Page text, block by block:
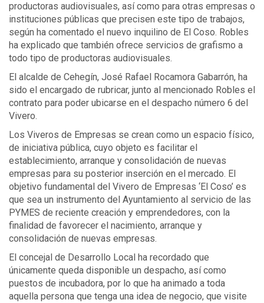
productoras audiovisuales, así como para otras empresas o
instituciones públicas que precisen este tipo de trabajos,
según ha comentado el nuevo inquilino de El Coso. Robles
ha explicado que también ofrece servicios de grafismo a
todo tipo de productoras audiovisuales.
El alcalde de Cehegín, José Rafael Rocamora Gabarrón, ha
sido el encargado de rubricar, junto al mencionado Robles el
contrato para poder ubicarse en el despacho número 6 del
Vivero.
Los Viveros de Empresas se crean como un espacio físico,
de iniciativa pública, cuyo objeto es facilitar el
establecimiento, arranque y consolidación de nuevas
empresas para su posterior inserción en el mercado. El
objetivo fundamental del Vivero de Empresas ‘El Coso’ es
que sea un instrumento del Ayuntamiento al servicio de las
PYMES de reciente creación y emprendedores, con la
finalidad de favorecer el nacimiento, arranque y
consolidación de nuevas empresas.
El concejal de Desarrollo Local ha recordado que
únicamente queda disponible un despacho, así como
puestos de incubadora, por lo que ha animado a toda
aquella persona que tenga una idea de negocio, que visite